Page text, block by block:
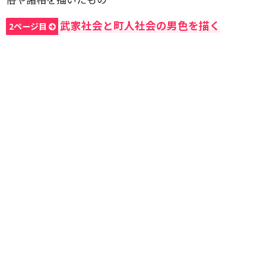
2ページ目 武家社会と町人社会の男色を描く